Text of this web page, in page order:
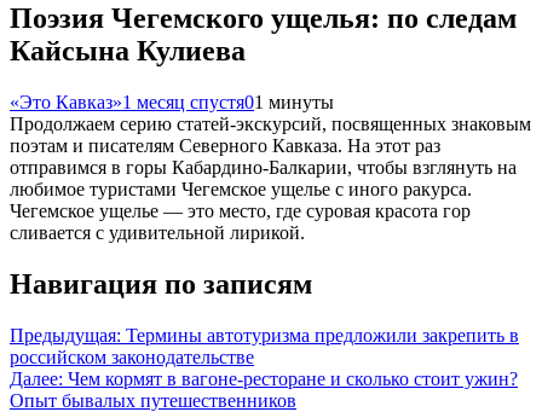
Поэзия Чегемского ущелья: по следам
Кайсына Кулиева
«Это Кавказ»1 месяц спустя01 минуты
Продолжаем серию статей-экскурсий, посвященных знаковым
поэтам и писателям Северного Кавказа. На этот раз
отправимся в горы Кабардино-Балкарии, чтобы взглянуть на
любимое туристами Чегемское ущелье с иного ракурса.
Чегемское ущелье — это место, где суровая красота гор
сливается с удивительной лирикой.
Навигация по записям
Предыдущая: Термины автотуризма предложили закрепить в
российском законодательстве
Далее: Чем кормят в вагоне-ресторане и сколько стоит ужин?
Опыт бывалых путешественников